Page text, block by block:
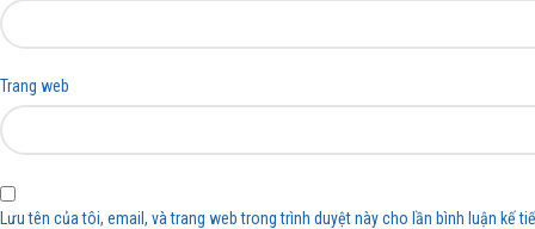
Trang web
Lưu tên của tôi, email, và trang web trong trình duyệt này cho lần bình luận kế